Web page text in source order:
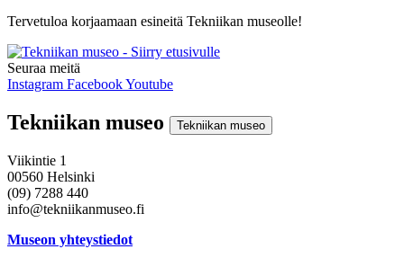
Tervetuloa korjaamaan esineitä Tekniikan museolle!
Seuraa meitä
Instagram FacebookYoutube
Tekniikan museo Tekniikan museo
Viikintie 1
00560 Helsinki
(09) 7288 440
info@tekniikanmuseo.fi
Museon yhteystiedot